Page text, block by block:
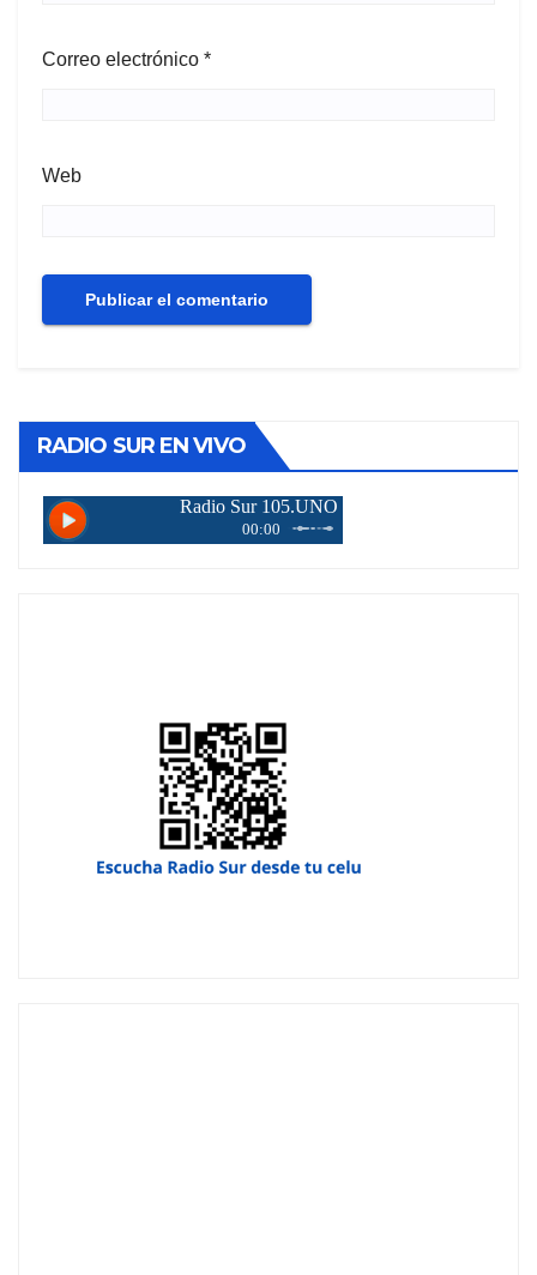
Correo electrónico *
Web
RADIO SUR EN VIVO